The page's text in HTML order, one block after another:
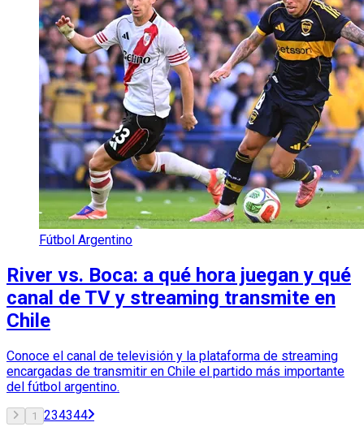
Fútbol Argentino
River vs. Boca: a qué hora juegan y qué
canal de TV y streaming transmite en
Chile
Conoce el canal de televisión y la plataforma de streaming
encargadas de transmitir en Chile el partido más importante
del fútbol argentino.
1 234344